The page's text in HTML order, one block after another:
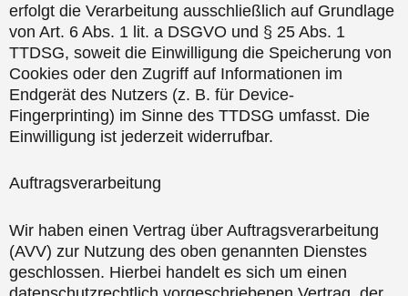
erfolgt die Verarbeitung ausschließlich auf Grundlage
von Art. 6 Abs. 1 lit. a DSGVO und § 25 Abs. 1
TTDSG, soweit die Einwilligung die Speicherung von
Cookies oder den Zugriff auf Informationen im
Endgerät des Nutzers (z. B. für Device-
Fingerprinting) im Sinne des TTDSG umfasst. Die
Einwilligung ist jederzeit widerrufbar.
Auftragsverarbeitung
Wir haben einen Vertrag über Auftragsverarbeitung
(AVV) zur Nutzung des oben genannten Dienstes
geschlossen. Hierbei handelt es sich um einen